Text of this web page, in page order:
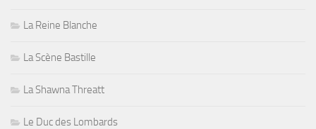
La Reine Blanche
La Scène Bastille
La Shawna Threatt
Le Duc des Lombards